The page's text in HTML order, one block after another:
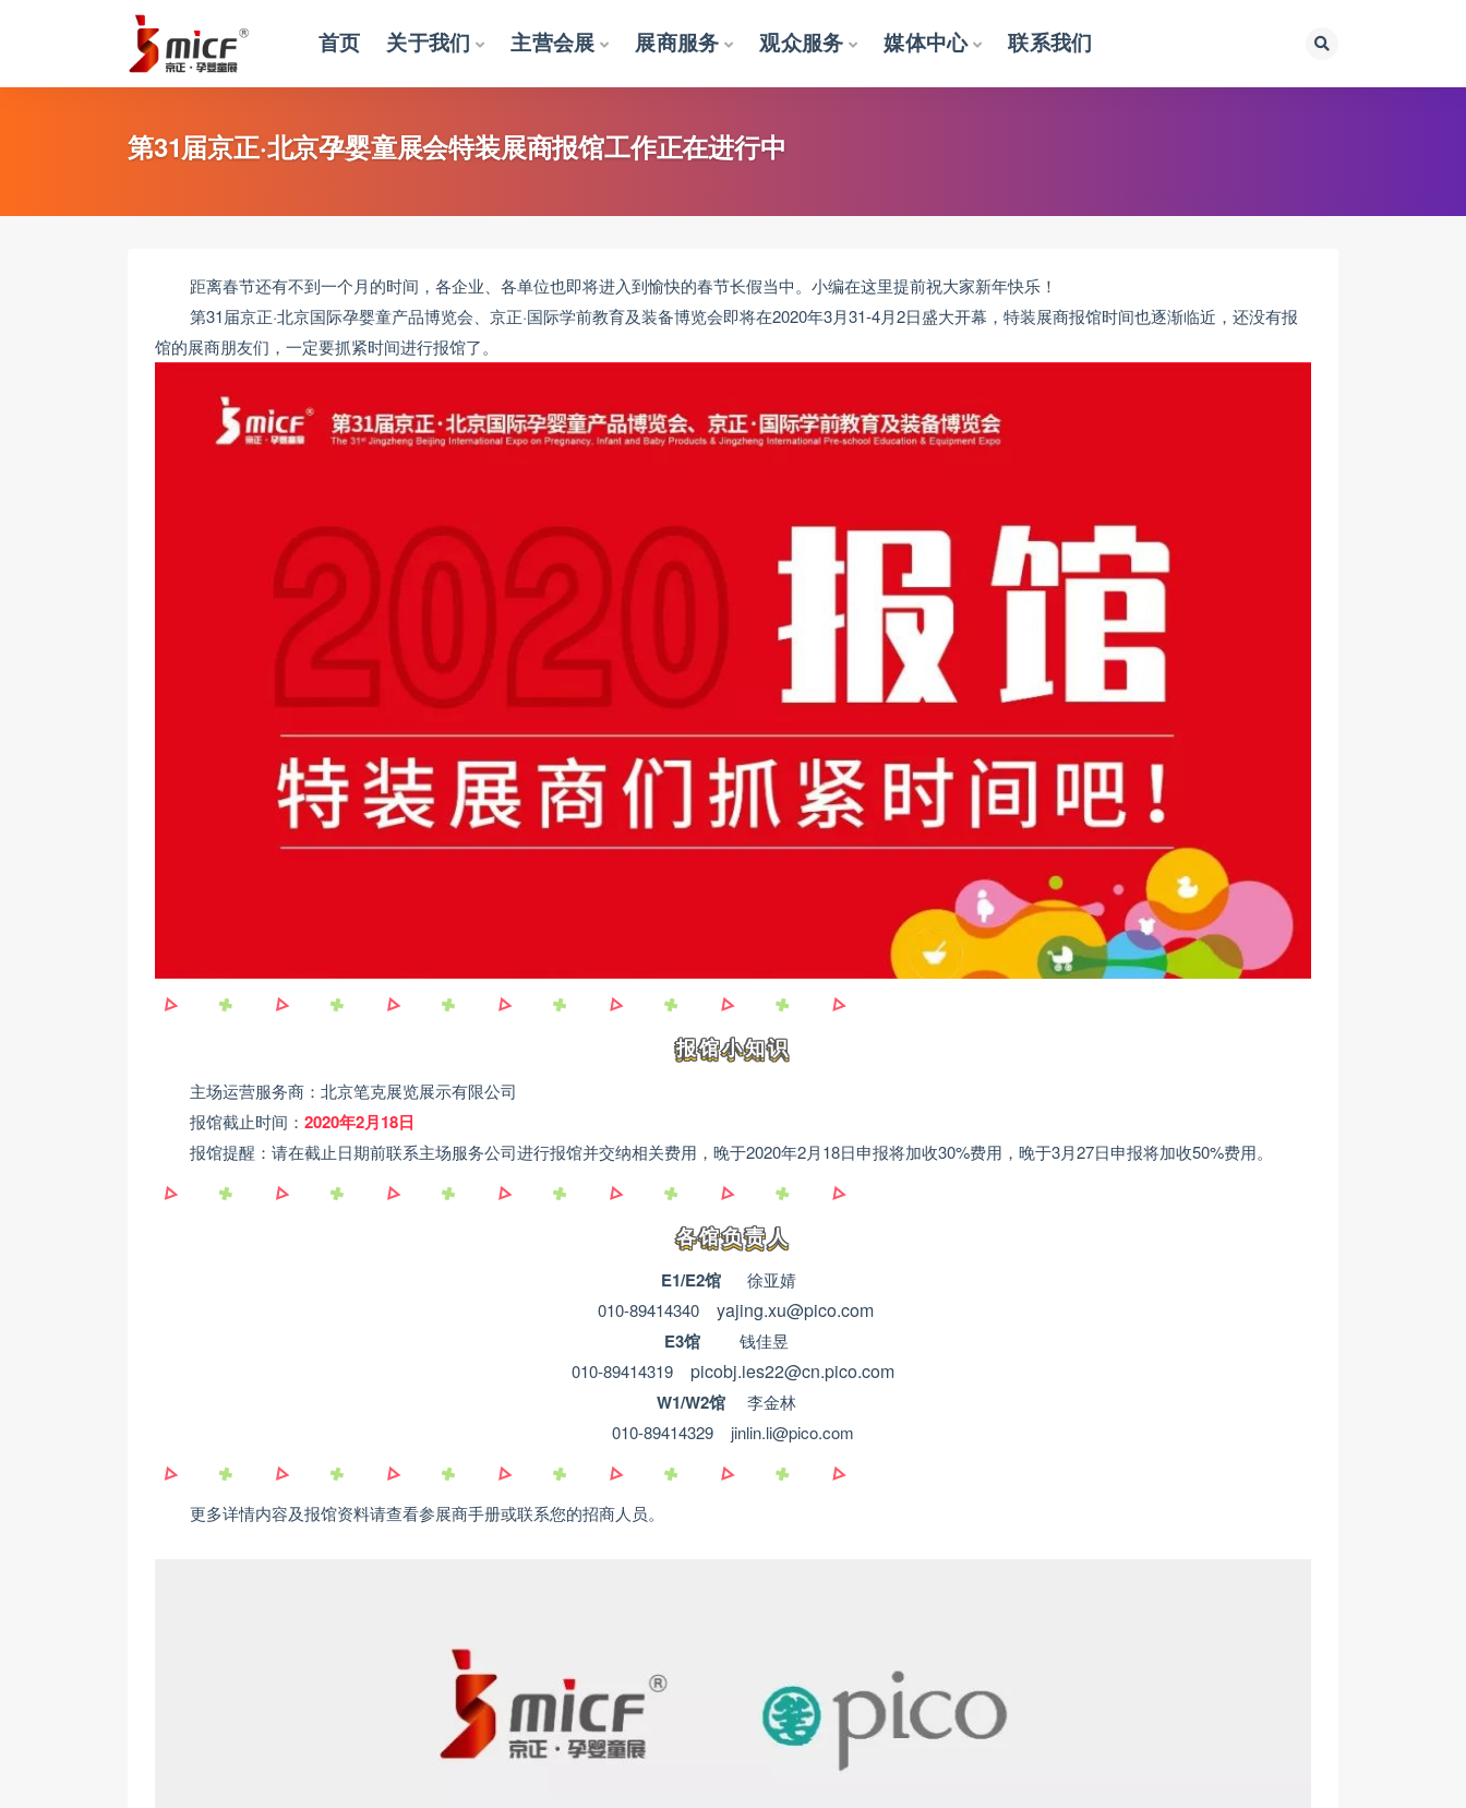
首页 关于我们 主营会展 展商服务 观众服务 媒体中心 联系我们
第31届京正·北京孕婴童展会特装展商报馆工作正在进行中
距离春节还有不到一个月的时间，各企业、各单位也即将进入到愉快的春节长假当中。小编在这里提前祝大家新年快乐！
第31届京正·北京国际孕婴童产品博览会、京正·国际学前教育及装备博览会即将在2020年3月31-4月2日盛大开幕，特装展商报馆时间也逐渐临近，还没有报
馆的展商朋友们，一定要抓紧时间进行报馆了。
报馆小知识
主场运营服务商：北京笔克展览展示有限公司
报馆截止时间： 2020年2月18日
报馆提醒：请在截止日期前联系主场服务公司进行报馆并交纳相关费用，晚于2020年2月18日申报将加收30%费用，晚于3月27日申报将加收50%费用。
各馆负责人
E1/E2馆 徐亚婧
010-89414340 yajing.xu@pico.com
E3馆
钱佳昱
010-89414319 picobj.ies22@cn.pico.com
W1/W2馆
李金林
010-89414329 jinlin.li@pico.com
更多详情内容及报馆资料请查看参展商手册或联系您的招商人员。
全部